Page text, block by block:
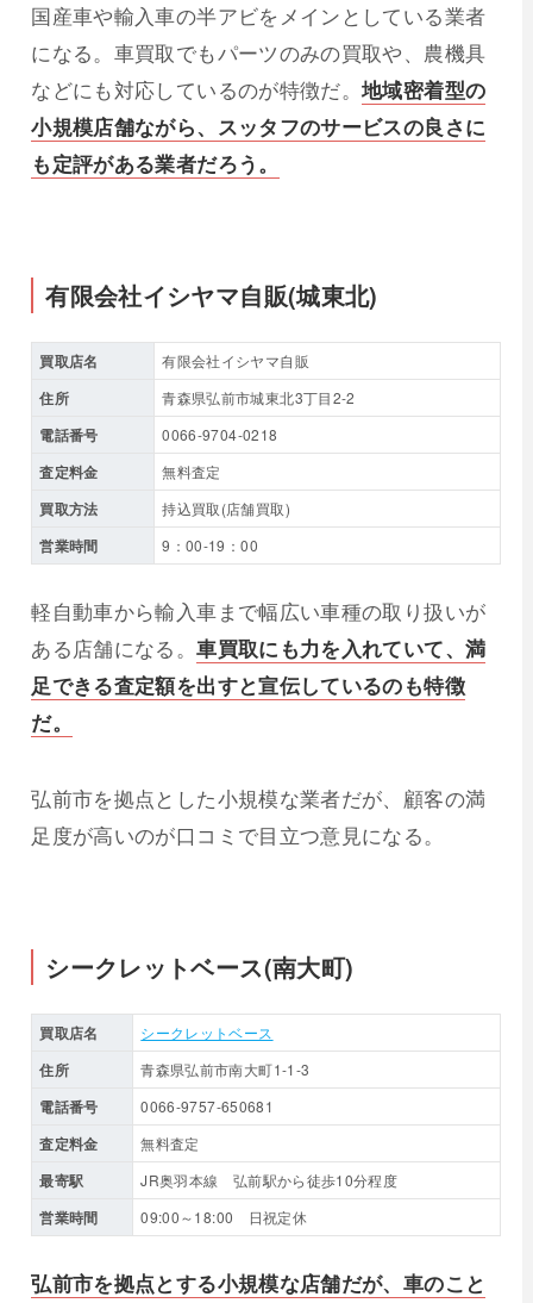
国産車や輸入車の半アビをメインとしている業者
になる。車買取でもパーツのみの買取や、農機具
などにも対応しているのが特徴だ。地域密着型の
小規模店舗ながら、スッタフのサービスの良さに
も定評がある業者だろう。
有限会社イシヤマ自販(城東北)
買取店名 有限会社イシヤマ自販
住所 青森県弘前市城東北3丁目2-2
電話番号 0066-9704-0218
査定料金 無料査定
買取方法 持込買取(店舗買取)
営業時間 9：00-19：00
軽自動車から輸入車まで幅広い車種の取り扱いが
ある店舗になる。車買取にも力を入れていて、満
足できる査定額を出すと宣伝しているのも特徴
だ。
弘前市を拠点とした小規模な業者だが、顧客の満
足度が高いのが口コミで目立つ意見になる。
シークレットベース(南大町)
買取店名 シークレットベース
住所 青森県弘前市南大町1-1-3
電話番号 0066-9757-650681
査定料金 無料査定
最寄駅 JR奥羽本線 弘前駅から徒歩10分程度
営業時間 09:00～18:00 日祝定休
弘前市を拠点とする小規模な店舗だが、車のこと